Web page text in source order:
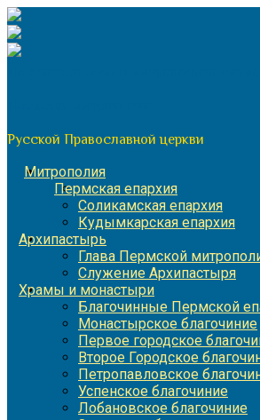
Перейти
к
содержимому
Русской Православной церкви
Митрополия
Пермская епархия
Соликамская епархия
Кудымкарская епархия
Архипастырь
Глава Пермской
Служение Архипастыря
Храмы и монастыри
Благочинные Пермской
Монастырское благочиние
Первое городское
Второе Городское
Петропавловское
Успенское благочиние
Лобановское благочиние